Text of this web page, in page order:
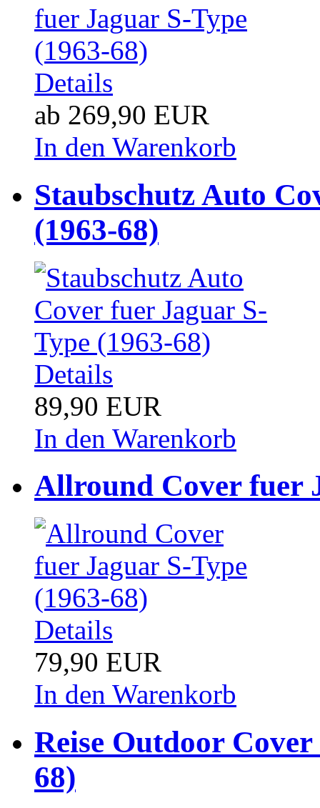
Details
ab 269,90 EUR
In den Warenkorb
Staubschutz Auto
(1963-68)
Details
89,90 EUR
In den Warenkorb
Allround Cover fuer
Details
79,90 EUR
In den Warenkorb
Reise Outdoor
68)